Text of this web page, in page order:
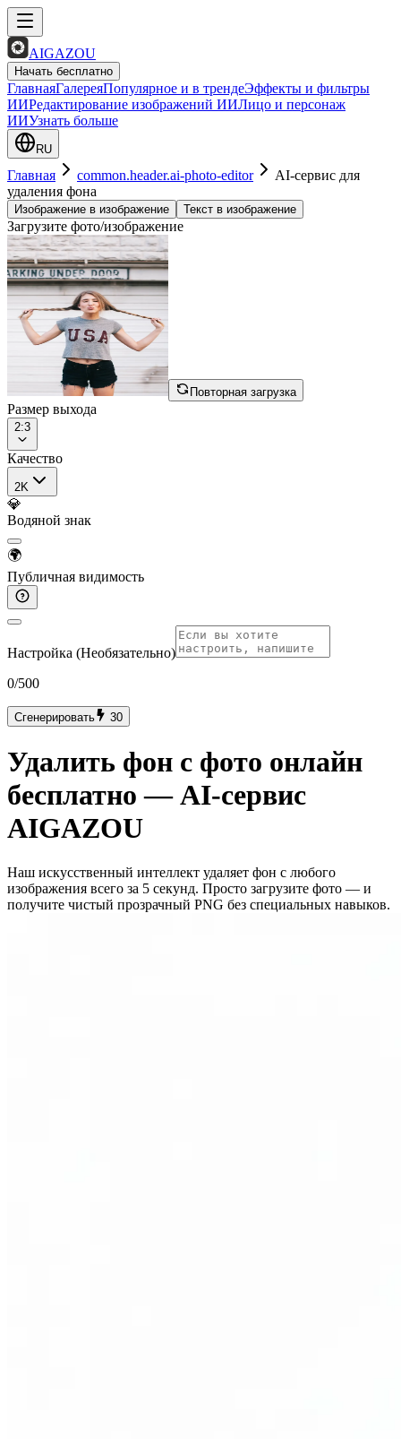
AIGAZOU
Начать бесплатно
ГлавнаяГалереяПопулярное и в трендеЭффекты и фильтры
ИИРедактирование изображений ИИЛицо и персонаж
ИИУзнать больше
RU
Главная common.header.ai-photo-editor
AI-сервис для
удаления фона
Изображение в изображение Текст в изображение
Загрузите фото/изображение
Повторная загрузка
Размер выхода
2:3
Качество
2K
💎
Водяной знак
🌍
Публичная видимость
Настройка (Необязательно)
0/500
Сгенерировать 30
Удалить фон с фото онлайн
бесплатно — AI-сервис
AIGAZOU
Наш искусственный интеллект удаляет фон с любого
изображения всего за 5 секунд. Просто загрузите фото — и
получите чистый прозрачный PNG без специальных навыков.